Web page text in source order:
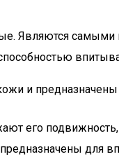
Являются самыми
и
его
для